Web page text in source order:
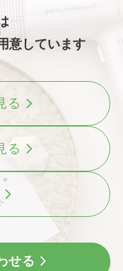
意しています
る
る
せる